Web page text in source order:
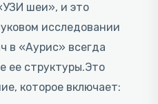
шеи», и это
исследовании
в «Аурис» всегда
ее структуры.Это
которое включает: